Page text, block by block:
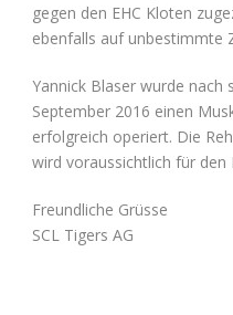
gegen den EHC Kloten
ebenfalls auf unbestimmte
Yannick Blaser wurde nach
September 2016 einen
erfolgreich operiert. Die
wird voraussichtlich für den
Freundliche Grüsse
SCL Tigers AG